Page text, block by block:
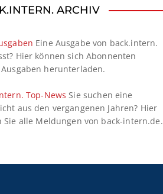
ARCHIV
Eine Ausgabe von back.intern.
Hier können sich Abonnenten
herunterladen.
Top-News Sie suchen eine
aus den vergangenen Jahren? Hier
Sie alle Meldungen von back-intern.de.